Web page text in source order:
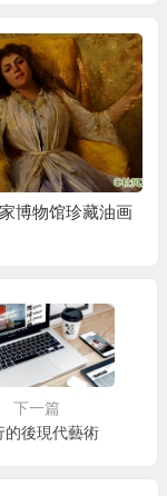
博物馆珍藏油画
下一篇
的後現代藝術